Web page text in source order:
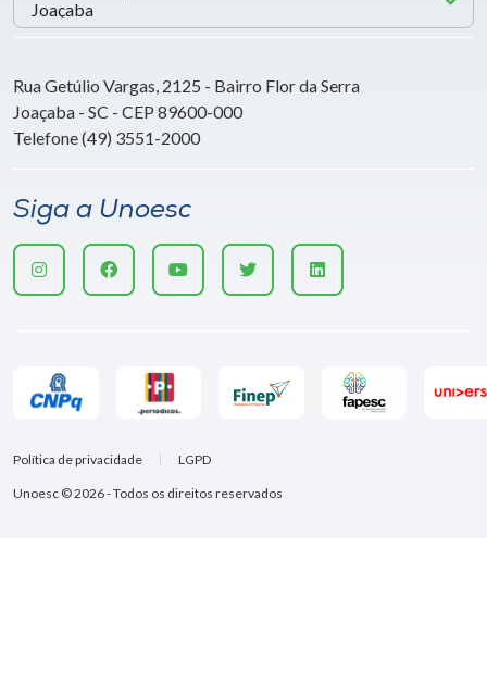
Rua Getúlio Vargas, 2125 - Bairro Flor da Serra
Joaçaba - SC - CEP 89600-000
Telefone (49) 3551-2000
Siga a Unoesc
Unoesc © 2026 - Todos os direitos reservados
Política de privacidade LGPD